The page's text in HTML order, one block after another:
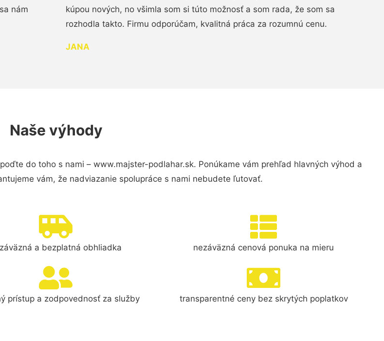
nám
kúpou nových, no všimla som si túto možnosť a som rada, že som sa
rozhodla takto. Firmu odporúčam, kvalitná práca za rozumnú cenu.
JANA
Naše výhody
do toho s nami – www.majster-podlahar.sk. Ponúkame vám prehľad hlavných výhod a
vám, že nadviazanie spolupráce s nami nebudete ľutovať.
a bezplatná obhliadka nezáväzná cenová ponuka na mieru
prístup a zodpovednosť za služby transparentné ceny bez skrytých poplatkov